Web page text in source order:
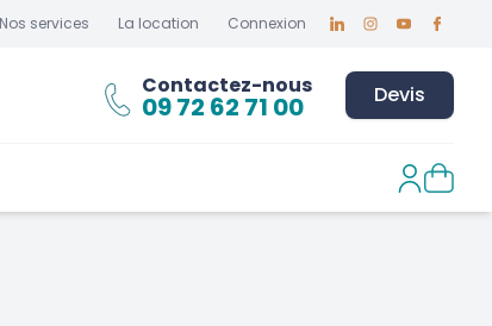
Nos services La location Connexion LinkedinInstagram
Youtube
Contactez-nous
09 72 62 71 00 Devis